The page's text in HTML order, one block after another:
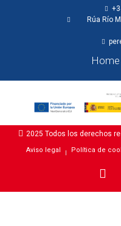
Rúa Río
Home
2025 Todos los derechos
Aviso legal Política de